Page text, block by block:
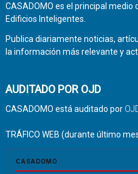
CASADOMO es el principal
Edificios Inteligentes.
Publica diariamente noticias,
la información más relevante y
AUDITADO POR OJD
CASADOMO está auditado por
TRÁFICO WEB (durante último